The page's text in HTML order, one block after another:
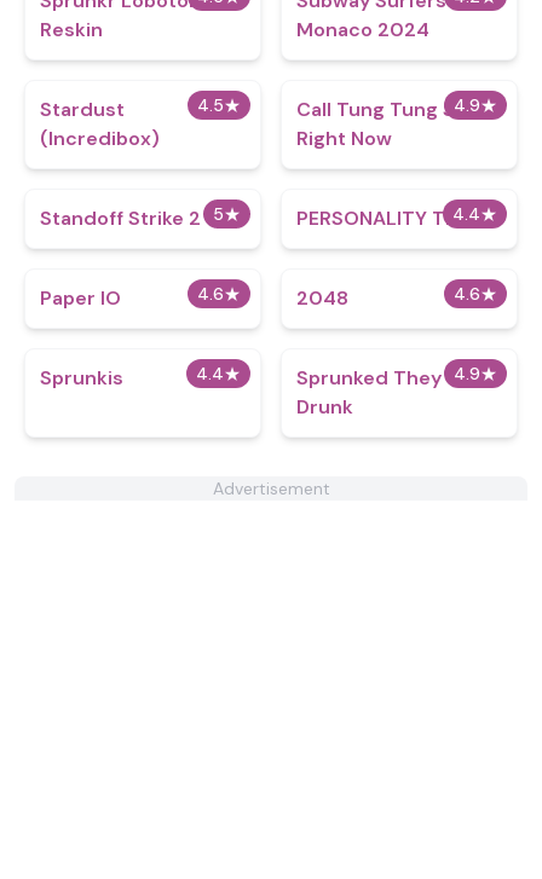
Reskin
Monaco 2024
4.5★
Stardust
(Incredibox)
4.9★
Call Tung Tung Sahur
Right Now
5★
Standoff Strike 2 4.4★
PERSONALITY TEST
4.6★
Paper IO 4.6★
2048
4.4★
Sprunkis 4.9★
Sprunked They
Drunk
Advertisement